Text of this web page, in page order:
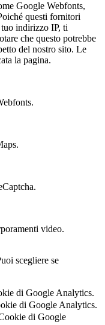
Google Webfonts,
questi fornitori
indirizzo IP, ti
che questo potrebbe
del nostro sito. Le
la pagina.
video.
scegliere se
di Google Analytics.
di Google Analytics.
di Google